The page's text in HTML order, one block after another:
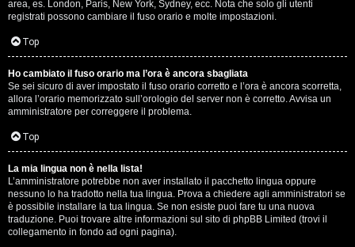
area, es. London, Paris, New York, Sydney, ecc. Nota che solo gli utenti
registrati possono cambiare il fuso orario e molte impostazioni.
Top
Ho cambiato il fuso orario ma l’ora è ancora sbagliata
Se sei sicuro di aver impostato il fuso orario corretto e l’ora è ancora scorretta,
allora l’orario memorizzato sull’orologio del server non è corretto. Avvisa un
amministratore per correggere il problema.
Top
La mia lingua non è nella lista!
L’amministratore potrebbe non aver installato il pacchetto lingua oppure
nessuno lo ha tradotto nella tua lingua. Prova a chiedere agli amministratori se
è possibile installare la tua lingua. Se non esiste puoi fare tu una nuova
traduzione. Puoi trovare altre informazioni sul sito di phpBB Limited (trovi il
collegamento in fondo ad ogni pagina).
t
a
l
S
t
o
r
e
: